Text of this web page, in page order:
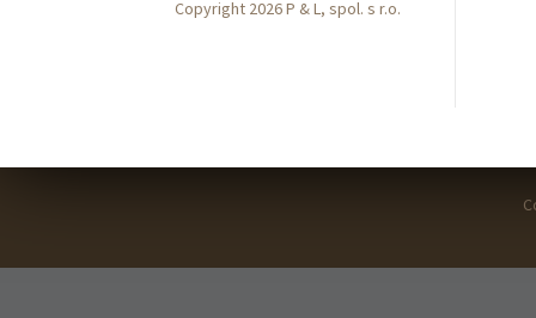
Copyright 2026 P & L, spol. s r.o.